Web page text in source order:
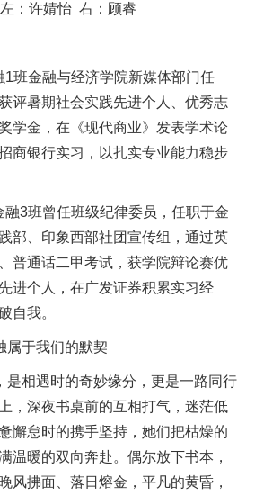
左： 许婧怡 右： 顾睿
1班金融与经济学院新媒体部门任
评暑期社会实践先进个人、优秀志
学金，在《现代商业》发表学术论
商银行实习，以扎实专业能力稳步
融3班曾任班级纪律委员，任职于金
部、印象西部社团宣传组，通过英
普通话二甲考试，获学院辩论赛优
进个人，在广发证券积累实习经
自我。
属于我们的默契
是相遇时的奇妙缘分，更是一路同行
，深夜书桌前的互相打气，迷茫低
懈怠时的携手坚持，她们把枯燥的
温暖的双向奔赴。偶尔放下书本，
风拂面、落日熔金，平凡的黄昏，